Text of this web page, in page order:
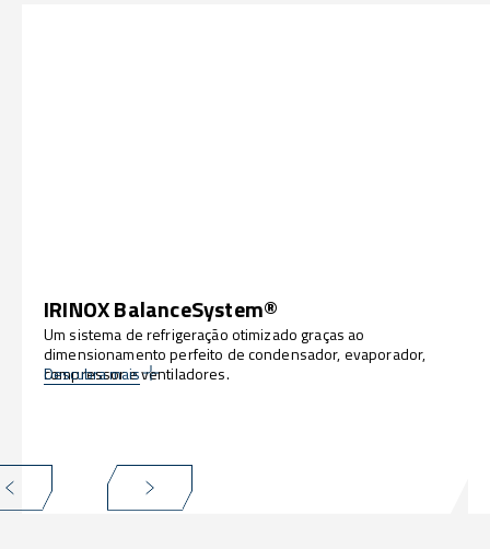
IRINOX BalanceSystem®
Um sistema de refrigeração otimizado graças ao
dimensionamento perfeito de condensador, evaporador,
compressor e ventiladores.
Descubra mais